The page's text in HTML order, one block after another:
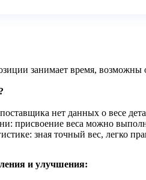
занимает время,
нет данных о весе
присвоение веса можно
зная точный вес, легко
и улучшения: